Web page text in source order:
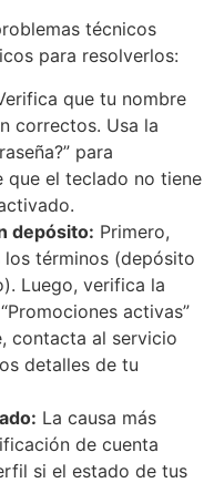
técnicos
para resolverlos:
que tu nombre
correctos. Usa la
para
que el teclado no tiene
depósito: Primero,
términos (depósito
Luego, verifica la
activas”
contacta al servicio
detalles de tu
La causa más
de cuenta
si el estado de tus